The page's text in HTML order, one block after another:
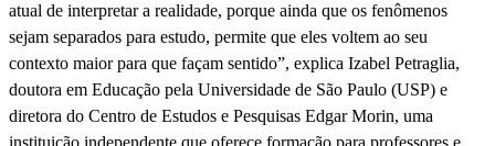
atual de interpretar a realidade, porque ainda que os fenômenos
sejam separados para estudo, permite que eles voltem ao seu
contexto maior para que façam sentido”, explica Izabel Petraglia,
doutora em Educação pela Universidade de São Paulo (USP) e
diretora do Centro de Estudos e Pesquisas Edgar Morin, uma
instituição independente que oferece formação para professores e